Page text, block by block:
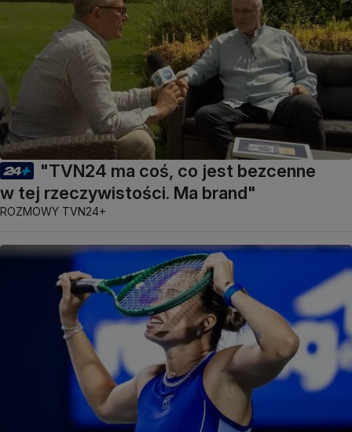
"TVN24 ma coś, co jest bezcenne
w tej rzeczywistości. Ma brand"
ROZMOWY TVN24+